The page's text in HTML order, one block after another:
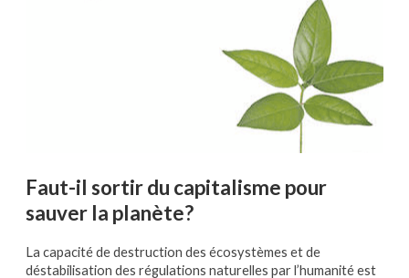
Faut-il sortir du capitalisme pour
sauver la planète?
La capacité de destruction des écosystèmes et de
déstabilisation des régulations naturelles par l’humanité est